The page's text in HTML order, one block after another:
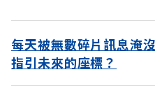
每天被無數碎片訊息淹
指引未來的座標？